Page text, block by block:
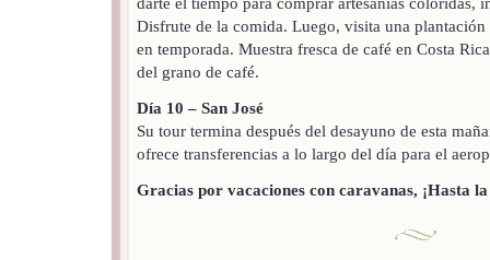
Disfrute de la comida. Luego, visita una
en temporada. Muestra fresca de café en Costa
del grano de café.
Día 10 – San José
Su tour termina después del desayuno de esta
ofrece transferencias a lo largo del día para el
Gracias por vacaciones con caravanas, ¡Hasta